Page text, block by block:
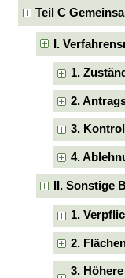
Teil C
I.
1.
2.
3.
4.
II. Sonstige
1.
2.
3.